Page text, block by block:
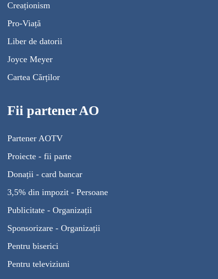
Creaționism
Pro-Viață
Liber de datorii
Joyce Meyer
Cartea Cărților
Fii partener AO
Partener AOTV
Proiecte - fii parte
Donații - card bancar
3,5% din impozit - Persoane
Publicitate - Organizații
Sponsorizare - Organizații
Pentru biserici
Pentru televiziuni